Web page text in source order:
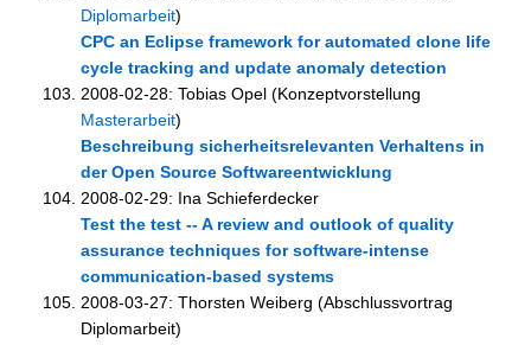
Diplomarbeit)
CPC an Eclipse framework for automated clone life
cycle tracking and update anomaly detection
2008-02-28: Tobias Opel (Konzeptvorstellung
Masterarbeit)
Beschreibung sicherheitsrelevanten Verhaltens in
der Open Source Softwareentwicklung
2008-02-29: Ina Schieferdecker
Test the test -- A review and outlook of quality
assurance techniques for software-intense
communication-based systems
2008-03-27: Thorsten Weiberg (Abschlussvortrag
Diplomarbeit)